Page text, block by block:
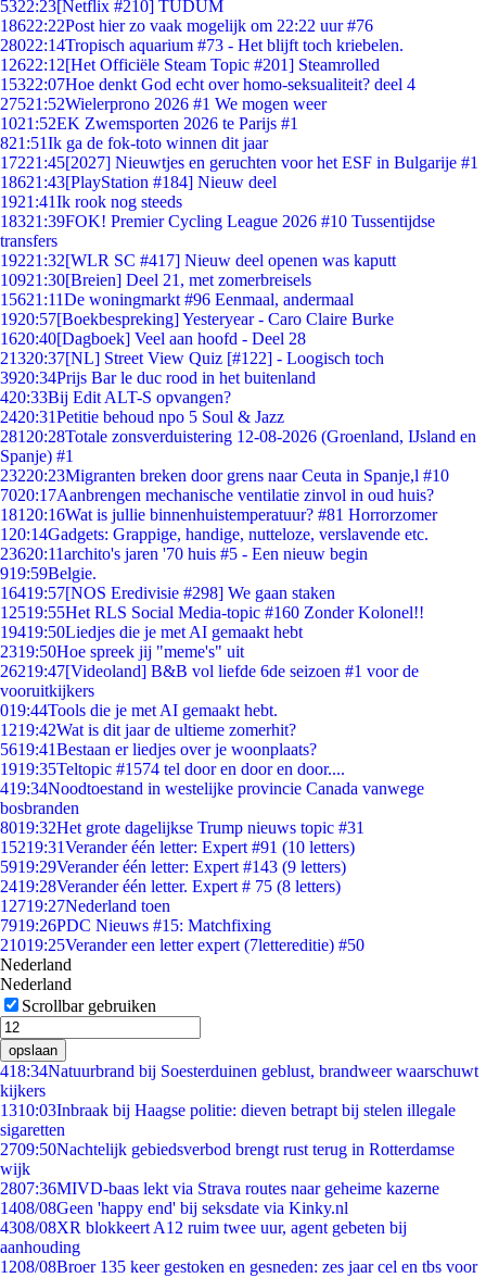
5322:23[Netflix #210] TUDUM
18622:22Post hier zo vaak mogelijk om 22:22 uur #76
28022:14Tropisch aquarium #73 - Het blijft toch kriebelen.
12622:12[Het Officiële Steam Topic #201] Steamrolled
15322:07Hoe denkt God echt over homo-seksualiteit? deel 4
27521:52Wielerprono 2026 #1 We mogen weer
1021:52EK Zwemsporten 2026 te Parijs #1
821:51Ik ga de fok-toto winnen dit jaar
17221:45[2027] Nieuwtjes en geruchten voor het ESF in Bulgarije #1
18621:43[PlayStation #184] Nieuw deel
1921:41Ik rook nog steeds
18321:39FOK! Premier Cycling League 2026 #10 Tussentijdse
transfers
19221:32[WLR SC #417] Nieuw deel openen was kaputt
10921:30[Breien] Deel 21, met zomerbreisels
15621:11De woningmarkt #96 Eenmaal, andermaal
1920:57[Boekbespreking] Yesteryear - Caro Claire Burke
1620:40[Dagboek] Veel aan hoofd - Deel 28
21320:37[NL] Street View Quiz [#122] - Loogisch toch
3920:34Prijs Bar le duc rood in het buitenland
420:33Bij Edit ALT-S opvangen?
2420:31Petitie behoud npo 5 Soul & Jazz
281 20:28Totale zonsverduistering 12-08-2026 (Groenland, IJsland en
Spanje) #1
23220:23Migranten breken door grens naar Ceuta in Spanje,l #10
7020:17Aanbrengen mechanische ventilatie zinvol in oud huis?
181 20:16Wat is jullie binnenhuistemperatuur? #81 Horrorzomer
1 20:14Gadgets: Grappige, handige, nutteloze, verslavende etc.
23620:11archito's jaren '70 huis #5 - Een nieuw begin
919:59Belgie.
16419:57[NOS Eredivisie #298] We gaan staken
12519:55Het RLS Social Media-topic #160 Zonder Kolonel!!
19419:50Liedjes die je met AI gemaakt hebt
2319:50Hoe spreek jij "meme's" uit
26219:47[Videoland] B&B vol liefde 6de seizoen #1 voor de
vooruitkijkers
019:44Tools die je met AI gemaakt hebt.
1219:42Wat is dit jaar de ultieme zomerhit?
5619:41Bestaan er liedjes over je woonplaats?
1919:35Teltopic #1574 tel door en door en door....
419:34Noodtoestand in westelijke provincie Canada vanwege
bosbranden
8019:32Het grote dagelijkse Trump nieuws topic #31
15219:31Verander één letter: Expert #91 (10 letters)
5919:29Verander één letter: Expert #143 (9 letters)
2419:28Verander één letter. Expert # 75 (8 letters)
12719:27Nederland toen
7919:26PDC Nieuws #15: Matchfixing
21019:25Verander een letter expert (7lettereditie) #50
Nederland
Nederland
Scrollbar gebruiken
opslaan
418:34Natuurbrand bij Soesterduinen geblust, brandweer waarschuwt
kijkers
1310:03Inbraak bij Haagse politie: dieven betrapt bij stelen illegale
sigaretten
2709:50Nachtelijk gebiedsverbod brengt rust terug in Rotterdamse
wijk
2807:36MIVD-baas lekt via Strava routes naar geheime kazerne
1408/08Geen 'happy end' bij seksdate via Kinky.nl
4308/08XR blokkeert A12 ruim twee uur, agent gebeten bij
aanhouding
1208/08Broer 135 keer gestoken en gesneden: zes jaar cel en tbs voor